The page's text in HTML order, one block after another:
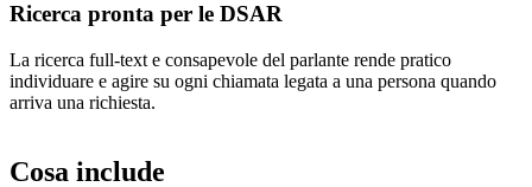
Ricerca pronta per le DSAR
La ricerca full-text e consapevole del parlante rende pratico
individuare e agire su ogni chiamata legata a una persona quando
arriva una richiesta.
Cosa include